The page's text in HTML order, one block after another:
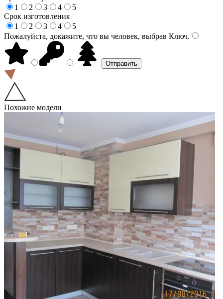
1
2 3 4
5
Срок изготовления
1
2 3 4
5
Пожалуйста, докажите, что вы человек, выбрав Ключ.
Похожие модели